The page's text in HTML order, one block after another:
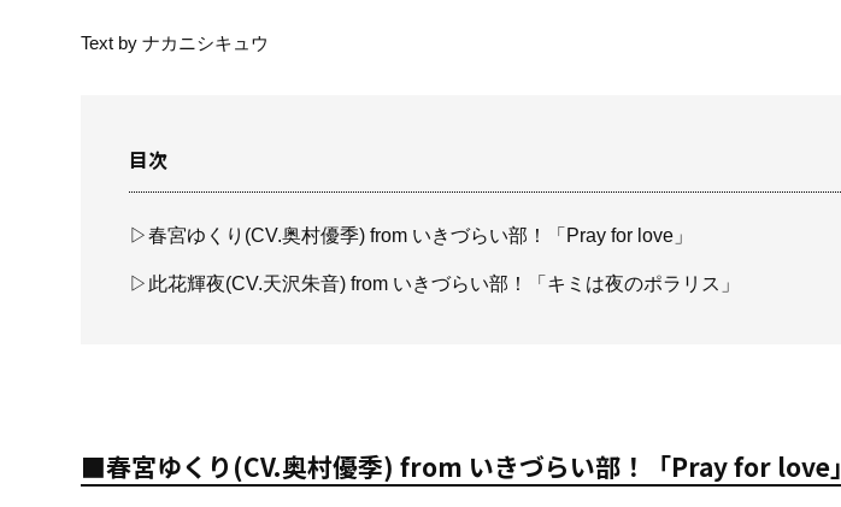
Text by ナカニシキュウ
目次
▷春宮ゆくり(CV.奥村優季) from いきづらい部！「Pray for love」
▷此花輝夜(CV.天沢朱音) from いきづらい部！「キミは夜のポラリス」
■春宮ゆくり(CV.奥村優季) from いきづらい部！「Pray for love」